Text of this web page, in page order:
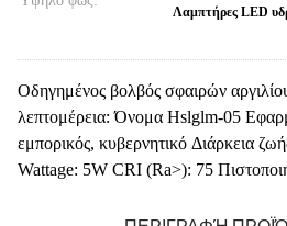
Λαμπτήρες LED
Οδηγημένος βολβός σφαιρών
λεπτομέρεια: Όνομα Hslglm-05
εμπορικός, κυβερνητικό Διάρκεια
Wattage: 5W CRI (Ra>): 75